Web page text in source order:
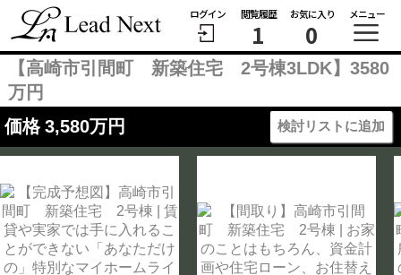
ログイン 閲覧履歴
1
お気に入り
0
メニュー
【高崎市引間町 新築住宅 2号棟3LDK】3580
万円
価格 3,580万円 検討リストに追加